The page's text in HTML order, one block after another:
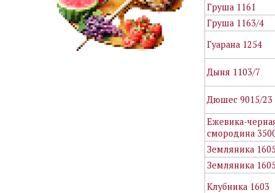
Груша 1161
Груша 1163/4
Гуарана 1254
Дыня 1103/7
Дюшес 9015/23
Ежевика-
смородина
Земляника
Земляника
Клубника 1603